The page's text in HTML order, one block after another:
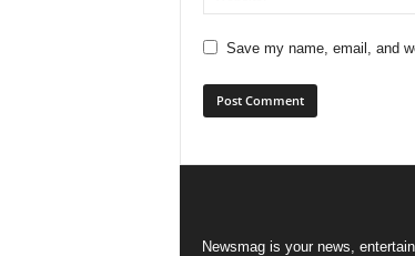
Save my name, email, and
Newsmag is your news,